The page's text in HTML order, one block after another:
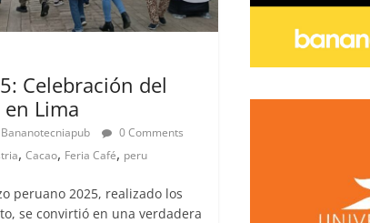
Celebración del
Lima
Bananotecniapub
0 Comments
,Cacao, Feria Café, peru
peruano 2025, realizado los
se convirtió en una verdadera